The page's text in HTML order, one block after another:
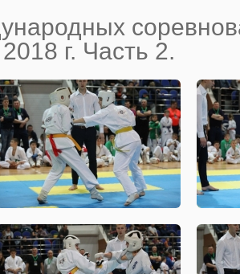
г. Часть 2.